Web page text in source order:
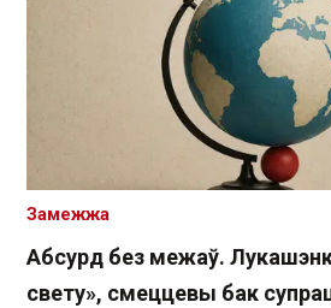
Абсурд без межаў.
свету», смеццевы бак
Замежжа